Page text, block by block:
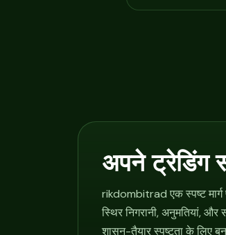
अपने ट्रेडिंग
rikdombitrad एक स्पष्ट मार्ग
स्थिर निगरानी, अनुमतियां,
शासन-तैयार स्पष्टता के लिए